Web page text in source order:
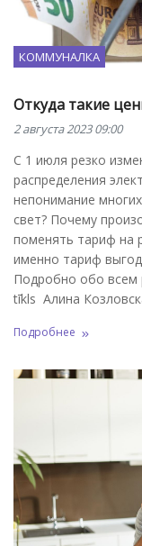
КОММУНАЛКА
Откуда такие
2 августа 2023 09:00
С 1 июля резко
распределения
непонимание
свет? Почему
поменять тариф на
именно тариф
Подробно обо всем
tīkls Алина
Подробнее